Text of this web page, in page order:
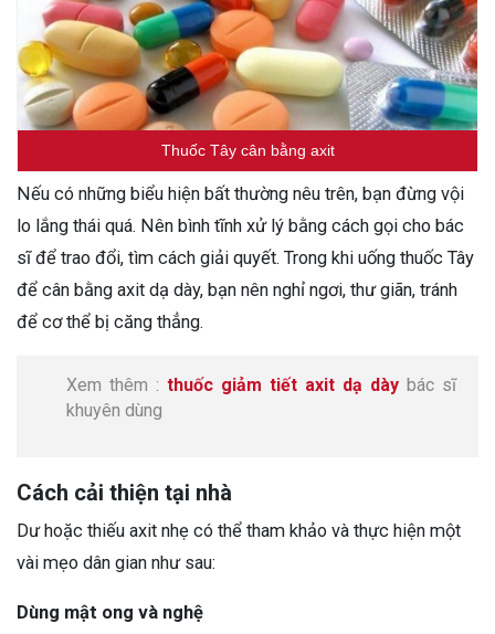
Thuốc Tây cân bằng axit
Nếu có những biểu hiện bất thường nêu trên, bạn đừng vội
lo lắng thái quá. Nên bình tĩnh xử lý bằng cách gọi cho bác
sĩ để trao đổi, tìm cách giải quyết. Trong khi uống thuốc Tây
để cân bằng axit dạ dày, bạn nên nghỉ ngơi, thư giãn, tránh
để cơ thể bị căng thẳng.
Xem thêm : thuốc giảm tiết axit dạ dày bác sĩ
khuyên dùng
Cách cải thiện tại nhà
Dư hoặc thiếu axit nhẹ có thể tham khảo và thực hiện một
vài mẹo dân gian như sau:
Dùng mật ong và nghệ